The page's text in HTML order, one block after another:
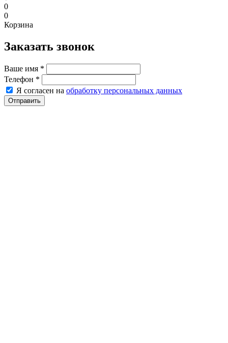
0
0
Корзина
Заказать звонок
Ваше имя *
Телефон *
Я согласен на обработку персональных данных